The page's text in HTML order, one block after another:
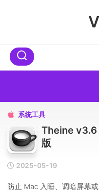
 系统工具
Theine v3.6
版
2025-05-19
防止 Mac 入睡、调暗屏幕